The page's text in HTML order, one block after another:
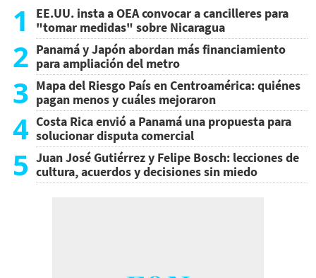
1
EE.UU. insta a OEA convocar a cancilleres para
"tomar medidas" sobre Nicaragua
2 Panamá y Japón abordan más financiamiento
para ampliación del metro
3 Mapa del Riesgo País en Centroamérica: quiénes
pagan menos y cuáles mejoraron
4 Costa Rica envió a Panamá una propuesta para
solucionar disputa comercial
5 Juan José Gutiérrez y Felipe Bosch: lecciones de
cultura, acuerdos y decisiones sin miedo